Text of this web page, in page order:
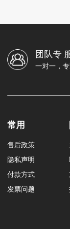
团队专
一对一，
常用
售后政策
隐私声明
付款方式
发票问题